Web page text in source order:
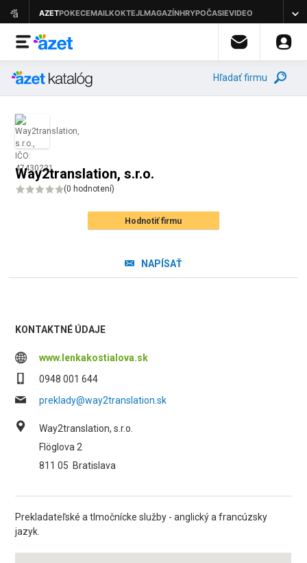
Hľadať firmu
Way2translation, s.r.o.
(0 hodnotení)
Hodnotiť firmu
NAPÍSAŤ
KONTAKTNÉ ÚDAJE
www.lenkakostialova.sk
0948 001 644
preklady@way2translation.sk
Way2translation, s.r.o.
Flöglova 2
811 05 Bratislava
Prekladateľské a tlmočnícke služby - anglický a francúzsky
jazyk.